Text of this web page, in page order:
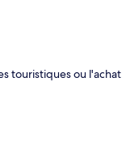
touristiques ou l'achat